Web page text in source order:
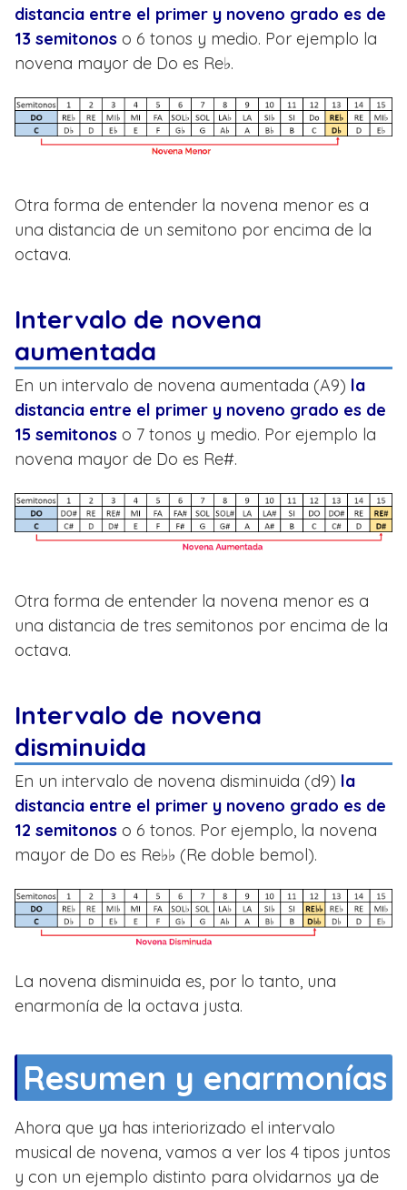
distancia entre el primer y noveno grado es de
13 semitonos o 6 tonos y medio. Por ejemplo la
novena mayor de Do es Re♭.
Otra forma de entender la novena menor es a
una distancia de un semitono por encima de la
octava.
Intervalo de novena
aumentada
En un intervalo de novena aumentada (A9) la
distancia entre el primer y noveno grado es de
15 semitonos o 7 tonos y medio. Por ejemplo la
novena mayor de Do es Re#.
Otra forma de entender la novena menor es a
una distancia de tres semitonos por encima de la
octava.
Intervalo de novena
disminuida
En un intervalo de novena disminuida (d9) la
distancia entre el primer y noveno grado es de
12 semitonos o 6 tonos. Por ejemplo, la novena
mayor de Do es Re♭♭ (Re doble bemol).
La novena disminuida es, por lo tanto, una
enarmonía de la octava justa.
Resumen y enarmonías
Ahora que ya has interiorizado el intervalo
musical de novena, vamos a ver los 4 tipos juntos
y con un ejemplo distinto para olvidarnos ya de